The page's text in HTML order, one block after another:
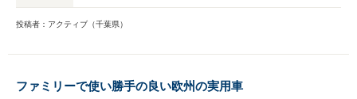
投稿者：アクティブ（千葉県）
ファミリーで使い勝手の良い欧州の実用車